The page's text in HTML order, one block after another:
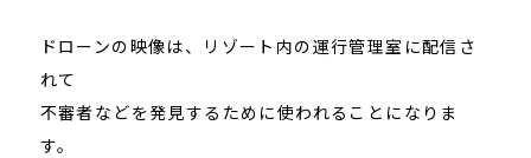
ドローンの映像は、リゾート内の運行管理室に配信さ
れて
不審者などを発見するために使われることになりま
す。